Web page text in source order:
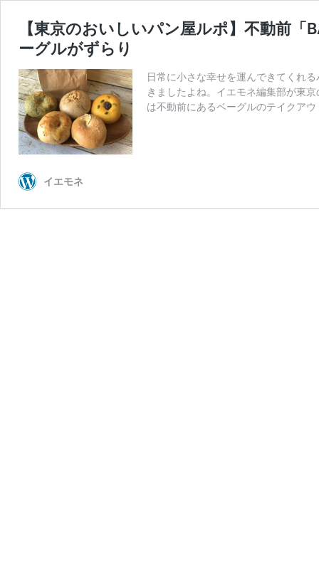
【東京のおいしいパン屋ルポ】不動前
ーグルがずらり
日常に小さな幸せを運んできてくれ
きましたよね。イエモネ編集部が東
は不動前にあるベーグルのテイクア
イエモネ